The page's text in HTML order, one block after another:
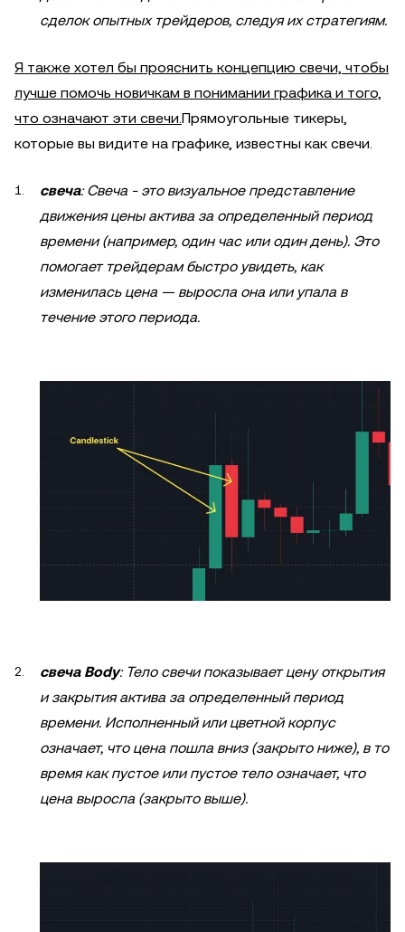
сделок опытных трейдеров, следуя их стратегиям.
Я также хотел бы прояснить концепцию свечи, чтобы
лучше помочь новичкам в понимании графика и того,
что означают эти свечи.Прямоугольные тикеры,
которые вы видите на графике, известны как свечи.
свеча: Свеча - это визуальное представление
движения цены актива за определенный период
времени (например, один час или один день). Это
помогает трейдерам быстро увидеть, как
изменилась цена — выросла она или упала в
течение этого периода.
свеча Body: Тело свечи показывает цену открытия
и закрытия актива за определенный период
времени. Исполненный или цветной корпус
означает, что цена пошла вниз (закрыто ниже), в то
время как пустое или пустое тело означает, что
цена выросла (закрыто выше).